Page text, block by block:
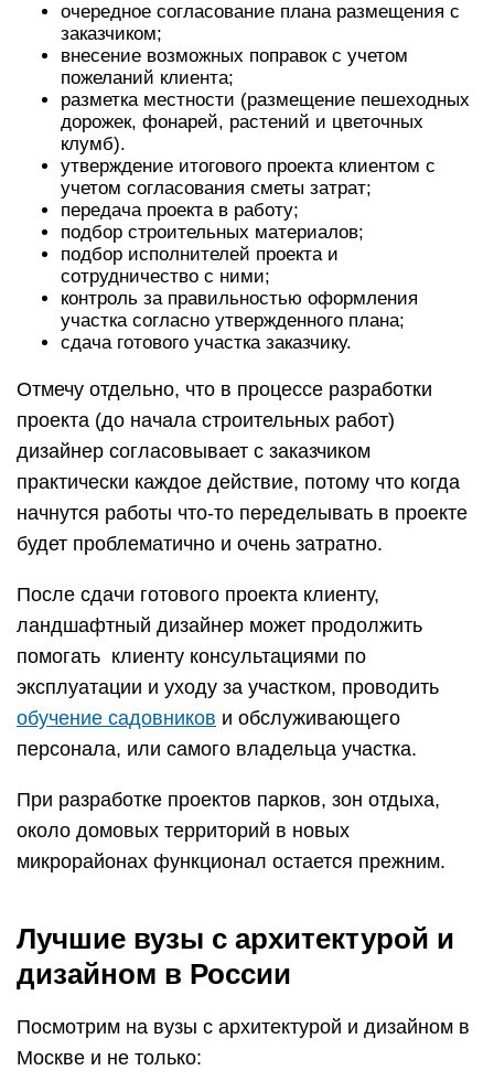
очередное согласование плана размещения с
заказчиком;
внесение возможных поправок с учетом
пожеланий клиента;
разметка местности (размещение пешеходных
дорожек, фонарей, растений и цветочных
клумб).
утверждение итогового проекта клиентом с
учетом согласования сметы затрат;
передача проекта в работу;
подбор строительных материалов;
подбор исполнителей проекта и
сотрудничество с ними;
контроль за правильностью оформления
участка согласно утвержденного плана;
сдача готового участка заказчику.
Отмечу отдельно, что в процессе разработки
проекта (до начала строительных работ)
дизайнер согласовывает с заказчиком
практически каждое действие, потому что когда
начнутся работы что-то переделывать в проекте
будет проблематично и очень затратно.
После сдачи готового проекта клиенту,
ландшафтный дизайнер может продолжить
помогать клиенту консультациями по
эксплуатации и уходу за участком, проводить
обучение садовников и обслуживающего
персонала, или самого владельца участка.
При разработке проектов парков, зон отдыха,
около домовых территорий в новых
микрорайонах функционал остается прежним.
Лучшие вузы с архитектурой и
дизайном в России
Посмотрим на вузы с архитектурой и дизайном в
Москве и не только: